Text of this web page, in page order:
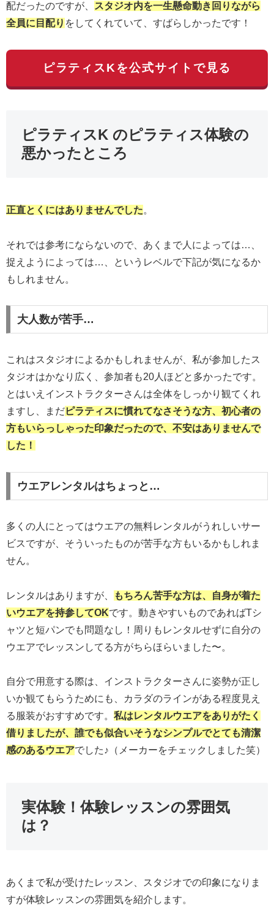
配だったのですが、
スタジオ内を一生懸命動き回りながら
全員に目配り をしてくれていて、すばらしかったです！
ピラティスKを公式サイトで見る
ピラティスK のピラティス体験の
悪かったところ
正直とくにはありませんでした。
それでは参考にならないので、あくまで人によっては…、
捉えようによっては…、というレベルで下記が気になるか
もしれません。
大人数が苦手…
これはスタジオによるかもしれませんが、私が参加したス
タジオはかなり広く、参加者も20人ほどと多かったです。
とはいえインストラクターさんは全体をしっかり観てくれ
ますし、まだピラティスに慣れてなさそうな方、初心者の
方もいらっしゃった印象だったので、不安はありませんで
した！
ウエアレンタルはちょっと…
多くの人にとってはウエアの無料レンタルがうれしいサー
ビスですが、そういったものが苦手な方もいるかもしれま
せん。
レンタルはありますが、
もちろん苦手な方は、自身が着た
いウエアを持参してOKです。動きやすいものであればTシ
ャツと短パンでも問題なし！周りもレンタルせずに自分の
ウエアでレッスンしてる方がちらほらいました〜。
自分で用意する際は、インストラクターさんに姿勢が正し
いか観てもらうためにも、カラダのラインがある程度見え
る服装がおすすめです。 私はレンタルウエアをありがたく
借りましたが、誰でも似合いそうなシンプルでとても清潔
感のあるウエアでした♪（メーカーをチェックしました笑）
実体験！体験レッスンの雰囲気
は？
あくまで私が受けたレッスン、スタジオでの印象になりま
すが体験レッスンの雰囲気を紹介します。